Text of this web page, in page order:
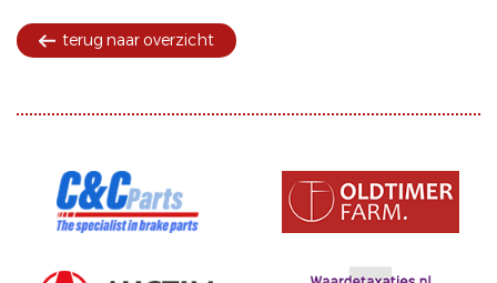
terug naar overzicht